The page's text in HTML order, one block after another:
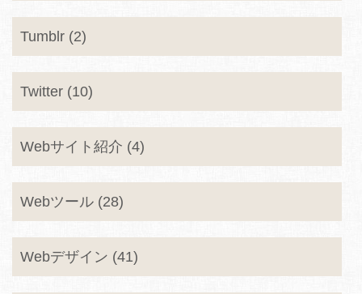
Tumblr (2)
Twitter (10)
Webサイト紹介 (4)
Webツール (28)
Webデザイン (41)